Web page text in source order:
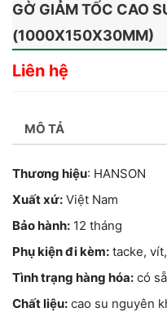
GỜ GIẢM TỐC CAO
(1000X150X30MM)
Liên hệ
MÔ TẢ
Thương hiệu: HANSON
Xuất xứ: Việt Nam
Bảo hành: 12 tháng
Phụ kiện đi kèm: tacke, vít,
Tình trạng hàng hóa: có
Chất liệu: cao su nguyên